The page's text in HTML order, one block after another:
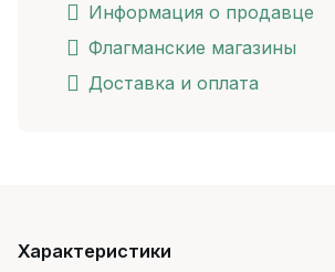
Информация о продавце
Флагманские магазины
Доставка и оплата
Характеристики